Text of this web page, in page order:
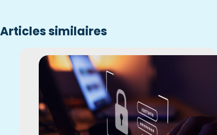
Articles similaires